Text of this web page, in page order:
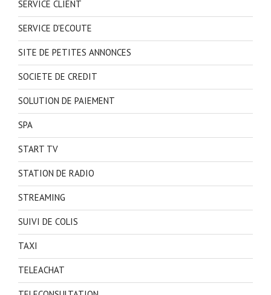
SERVICE CLIENT
SERVICE D'ECOUTE
SITE DE PETITES ANNONCES
SOCIETE DE CREDIT
SOLUTION DE PAIEMENT
SPA
START TV
STATION DE RADIO
STREAMING
SUIVI DE COLIS
TAXI
TELEACHAT